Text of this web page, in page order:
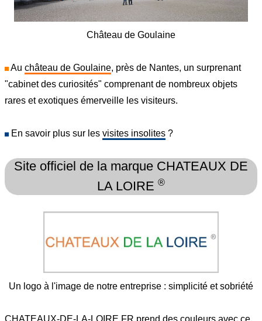
Château de Goulaine
Au château de Goulaine, près de Nantes, un surprenant
"cabinet des curiosités" comprenant de nombreux objets
rares et exotiques émerveille les visiteurs.
En savoir plus sur les visites insolites ?
Site officiel de la marque CHATEAUX DE
LA LOIRE ®
Un logo à l'image de notre entreprise : simplicité et sobriété